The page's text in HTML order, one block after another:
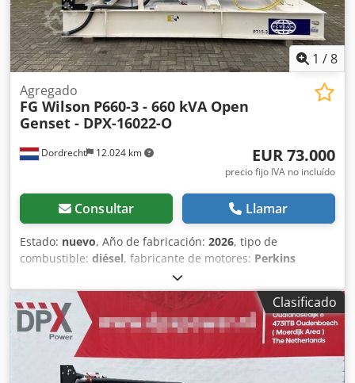
1 /8
Dordrecht 12.024 km
Agregado
FG Wilson P660-3 - 660 kVA Open
Genset - DPX-16022-O
EUR 73.000
precio fijo IVA no incluído
Consultar Llamar
Estado: nuevo, Año de fabricación: 2026, tipo de
combustible: diésel, fabricante de motores: Perkins
, Finalidad: Construcción Peso en vacío:
4.342 kg Crsdpsyg U Nlofx Aifsf Potencia del generador:
660 kVA Dimensiones del compartimento de carga: 390 x
146 x 216 cm Marcado CE: sí Volumen del depósito de
agua: 1.132 l Póngase en contacto con el equipo de DPX
para obtener más información. = Otras opciones y
accesorios = - Batería - Cuadro de control - Depósito
Clasificado